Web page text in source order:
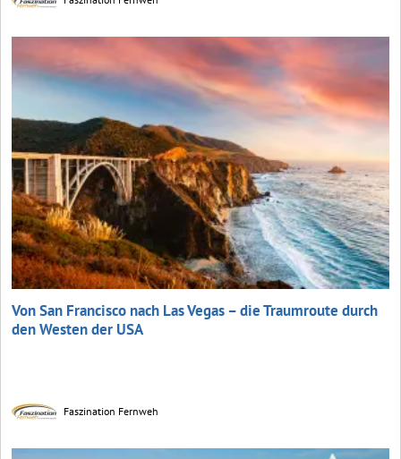
Von San Francisco nach Las Vegas – die Traumroute durch
den Westen der USA
Faszination Fernweh